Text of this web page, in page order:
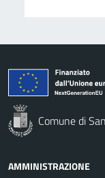
Comune di
AMMINISTRAZIONE